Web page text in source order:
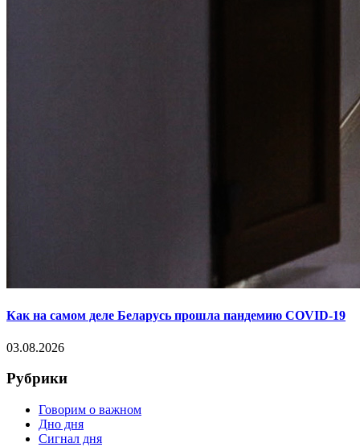
Как на самом деле Беларусь прошла пандемию COVID-19
03.08.2026
Рубрики
Говорим о важном
Дно дня
Сигнал дня